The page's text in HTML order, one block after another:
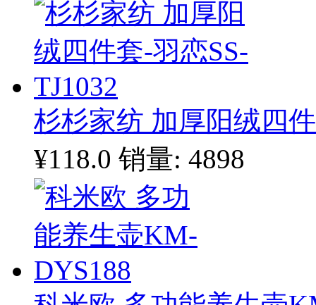
杉杉家纺 加厚阳绒四
¥118.0 销量: 4898